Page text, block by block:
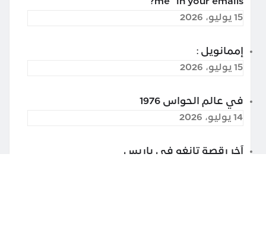
me” in your emails?
15 يوليو، 2026
إممانويل :
15 يوليو، 2026
في عالم الحواس 1976
14 يوليو، 2026
آخر رقصة تانغو في باريس